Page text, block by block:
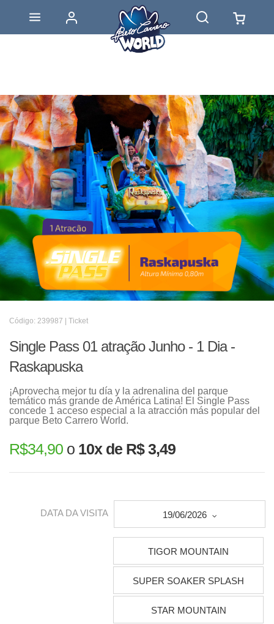
Código: 239987 | Ticket
Single Pass 01 atração Junho - 1 Dia -
Raskapuska
¡Aprovecha mejor tu día y la adrenalina del parque
temático más grande de América Latina! El Single Pass
concede 1 acceso especial a la atracción más popular del
parque Beto Carrero World.
R$34,90 o 10x de R$ 3,49
DATA DA VISITA 19/06/2026
TIGOR MOUNTAIN
SUPER SOAKER SPLASH
STAR MOUNTAIN